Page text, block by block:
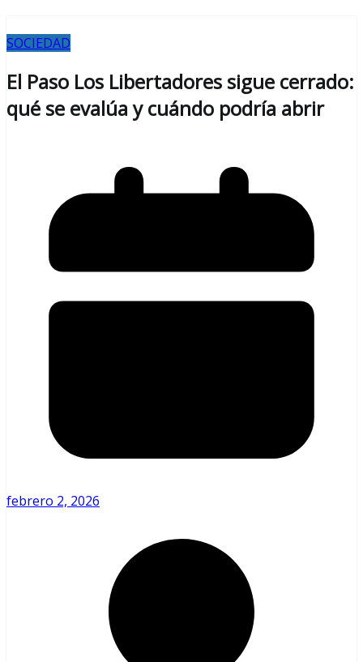
SOCIEDAD
El Paso Los Libertadores sigue cerrado:
qué se evalúa y cuándo podría abrir
febrero 2, 2026